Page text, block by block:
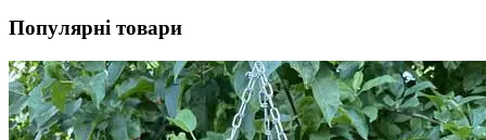
Популярні товари